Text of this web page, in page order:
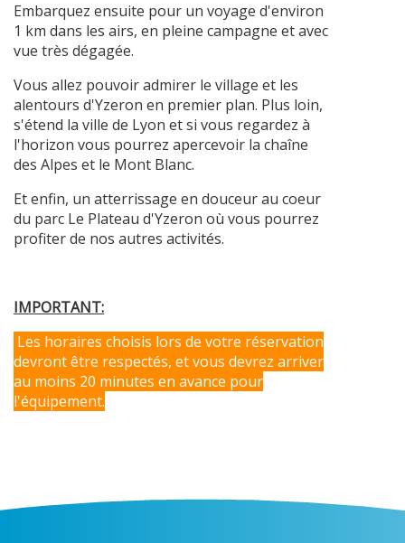
Embarquez ensuite pour un voyage d'environ
1 km dans les airs, en pleine campagne et avec
vue très dégagée.
Vous allez pouvoir admirer le village et les
alentours d'Yzeron en premier plan. Plus loin,
s'étend la ville de Lyon et si vous regardez à
l'horizon vous pourrez apercevoir la chaîne
des Alpes et le Mont Blanc.
Et enfin, un atterrissage en douceur au coeur
du parc Le Plateau d'Yzeron où vous pourrez
profiter de nos autres activités.
IMPORTANT:
Les horaires choisis lors de votre réservation
devront être respectés, et vous devrez arriver
au moins 20 minutes en avance pour
l'équipement.